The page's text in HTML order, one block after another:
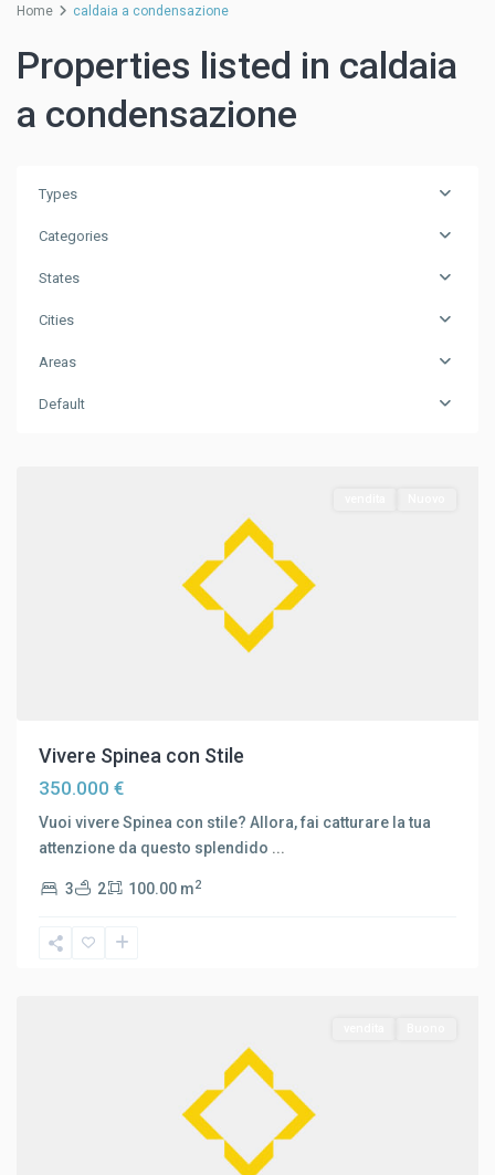
Home caldaia a condensazione
Properties listed in caldaia
a condensazione
Types
Categories
States
Cities
Areas
Default
Vivere Spinea con Stile
350.000 €
Vuoi vivere Spinea con stile? Allora, fai catturare la tua
attenzione da questo splendido ...
3 2 100.00 m2
Marghera